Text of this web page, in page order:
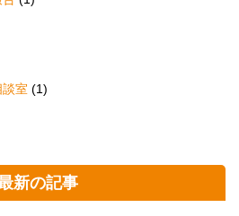
室 (1)
新の記事